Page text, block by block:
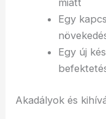
miatt
Egy
Egy új
Akadályok és